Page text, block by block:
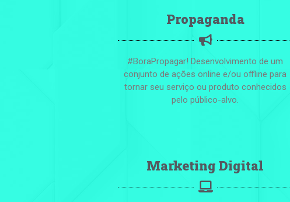
Propaganda
#BoraPropagar! Desenvolvimento de um
conjunto de ações online e/ou offline para
tornar seu serviço ou produto conhecidos
pelo público-alvo.
Marketing Digital